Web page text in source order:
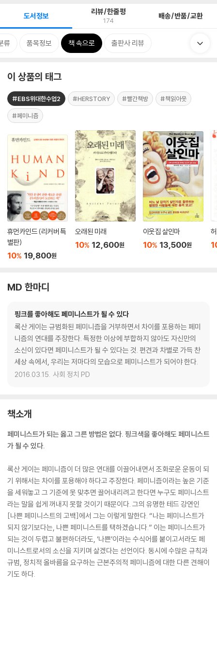
도서정보 리뷰/한줄평
174 배송/반품/교환
류 품목정보 책 속으로 출판사 리뷰
이 상품의 태그
#EBS위대한수업2 #HERSTORY #빨간책방 #책읽아웃
#페미니즘
휴먼카인드 (리커버 특
별판)
10% 19,800원
오래된 미래
10% 12,600원
이웃집 살인마
10% 13,500원
MD 한마디
핑크를 좋아해도 페미니스트가 될 수 있다
록산 게이는 규범화된 페미니즘을 거부하면서 차이를 포용하는 페미
니즘의 연대를 주장한다. 특정한 이상에 부합하지 않아도 자신만의
소신이 있다면 페미니스트가 될 수 있다는 것. 편견과 차별로 가득 찬
세상 속에서, 우리는 저마다의 모습으로 페미니스트가 되어야 한다.
2016.03.15. 사회 정치 PD
책소개
페미니스트가 되는 옳고 그른 방법은 없다. 핑크색을 좋아해도 페미니스트
가 될 수 있다.
록산 게이는 페미니즘이 더 많은 연대를 이끌어내면서 조화로운 운동이 되
기 위해서는 차이를 포용해야 하다고 주장한다. 페미니즘이라는 높은 기준
을 세워놓고 그 기준에 못 맞추면 끌어내리려고 한다면 누구도 페미니스트
라는 말을 쉽게 꺼내지 못할 것이기 때문이다. 그의 유명한 테드 강연인
[나쁜 페미니스트의 고백]에서 그는 이렇게 말한다. “나는 페미니스트가
되지 않기보다는, 나쁜 페미니스트를 택하겠습니다.” 이는 페미니스트가
되는 것이 두렵고 불편하더라도, ‘나쁜’이라는 수식어를 붙이고서라도 페
미니스트로서의 소신을 지키며 살겠다는 선언이다. 동시에 수많은 규칙과
규범, 정치적 올바름을 요구하는 근본주의적 페미니즘에 대한 다른 견해이
기도 하다.